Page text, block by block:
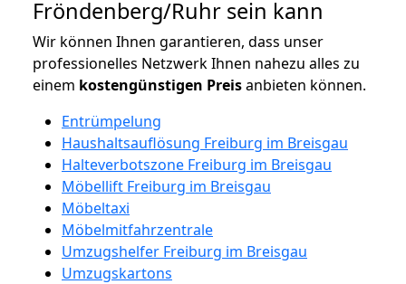
Fröndenberg/Ruhr sein kann
Wir können Ihnen garantieren, dass unser
professionelles Netzwerk Ihnen nahezu alles zu
einem kostengünstigen Preisanbieten können.
Entrümpelung
Haushaltsauflösung Freiburg im Breisgau
Halteverbotszone Freiburg im Breisgau
Möbellift Freiburg im Breisgau
Möbeltaxi
Möbelmitfahrzentrale
Umzugshelfer Freiburg im Breisgau
Umzugskartons